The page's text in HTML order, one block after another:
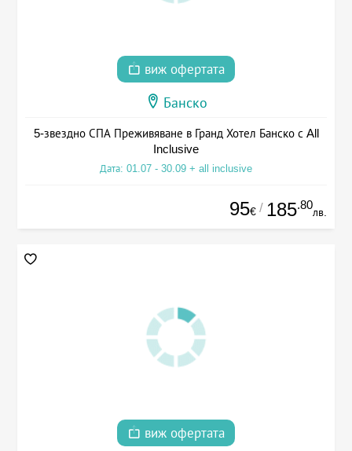
виж офертата
Банско
5-звездно СПА Преживяване в Гранд Хотел Банско с All
Inclusive
Дата: 01.07 - 30.09 + all inclusive
95€ / 185.80
лв.
виж офертата